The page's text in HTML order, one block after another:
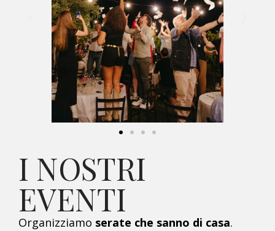
I NOSTRI
EVENTI
Organizziamo serate che sanno di casa.